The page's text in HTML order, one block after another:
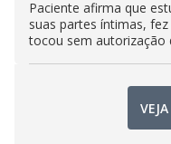
Paciente afirma que
suas partes íntimas,
tocou sem autorização